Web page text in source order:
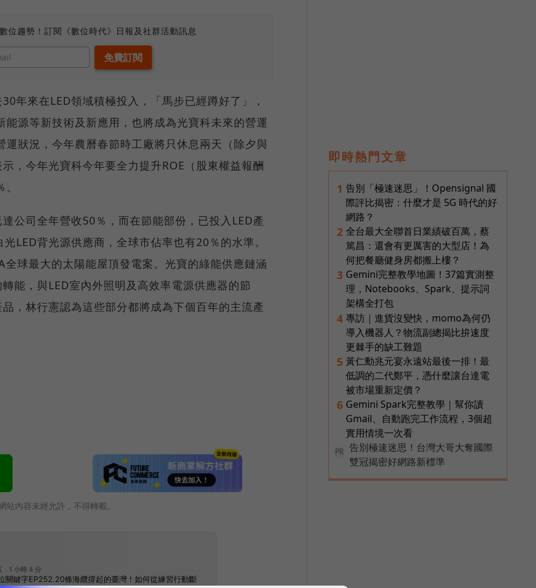
位趨勢！訂閱《數位時代》日報及社群活動訊息
年來在LED領域積極投入，「馬步已經蹲好了」，
源等新技術及新應用，也將成為光寶科未來的營運
狀況，今年農曆春節時工廠將只休息兩天（除夕與
，今年光寶科今年要全力提升ROE（股東權益報酬
公司全年營收50％，而在節能部份，已投入LED產
LED背光源供應商，全球市佔率也有20％的水準。
球最大的太陽能屋頂發電案。光寶的綠能供應鏈涵
能，與LED室內外照明及高效率電源供應器的節
，林行憲認為這些部分都將成為下個百年的主流產
站內容未經允許，不得轉載。
即時熱門文章
1 告別「極速迷思」！Opensignal 國
際評比揭密：什麼才是 5G 時代的好
網路？
2 全台最大全聯首日業績破百萬，蔡
篤昌：還會有更厲害的大型店！為
何把餐廳健身房都搬上樓？
3 Gemini完整教學地圖！37篇實測整
理，Notebooks、Spark、提示詞
架構全打包
4 專訪｜進貨沒變快，momo為何仍
導入機器人？物流副總揭比拚速度
更棘手的缺工難題
5 黃仁勳兆元宴永遠站最後一排！最
低調的二代鄭平，憑什麼讓台達電
被市場重新定價？
6 Gemini Spark完整教學｜幫你讀
Gmail、自動跑完工作流程，3個超
實用情境一次看
PR
告別極速迷思！台灣大哥大奪國際
雙冠揭密好網路新標準